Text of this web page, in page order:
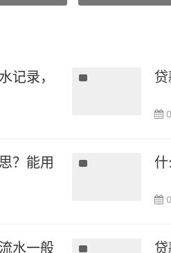
记录，比你想象的重要！
？能用银行流水贷款吗？
水一般有什么要求?